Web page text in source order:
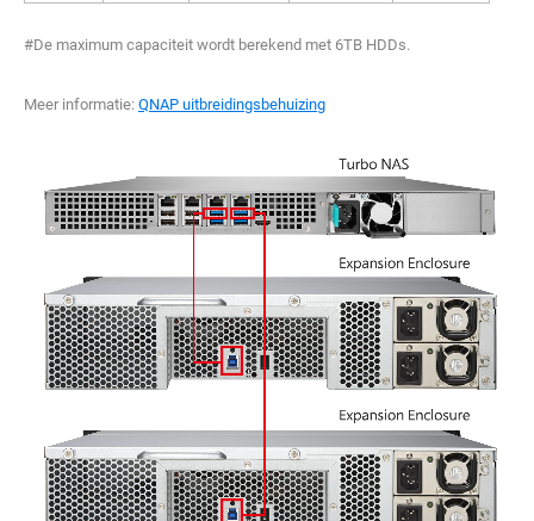
#De maximum capaciteit wordt berekend met 6TB HDDs.
Meer informatie: QNAP uitbreidingsbehuizing